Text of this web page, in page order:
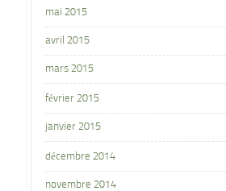
mai 2015
avril 2015
mars 2015
février 2015
janvier 2015
décembre 2014
novembre 2014